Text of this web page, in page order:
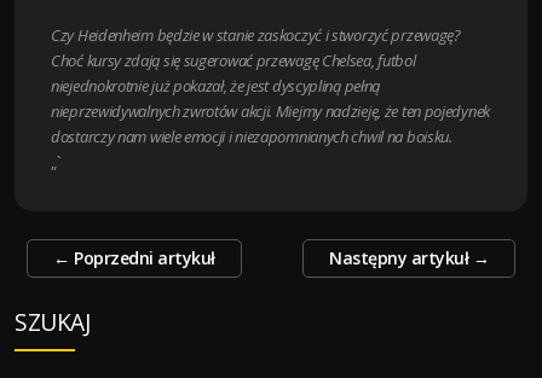
Czy Heidenheim będzie w stanie zaskoczyć i stworzyć przewagę?
Choć kursy zdają się sugerować przewagę Chelsea, futbol
niejednokrotnie już pokazał, że jest dyscypliną pełną
nieprzewidywalnych zwrotów akcji. Miejmy nadzieję, że ten pojedynek
dostarczy nam wiele emocji i niezapomnianych chwil na boisku.
„`
Zobacz
← Poprzedni artykuł Następny artykuł →
SZUKAJ